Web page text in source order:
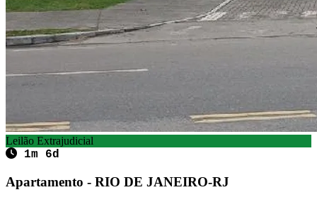
Leilão Extrajudicial
1m 6d
Apartamento - RIO DE JANEIRO-RJ